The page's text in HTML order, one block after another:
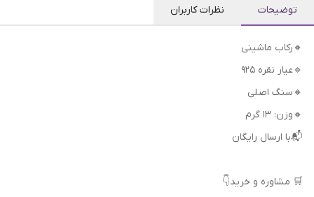
توضیحات نظرات کاربران
🔸رکاب ماشینی
🔹عیار نقره 925
🔸سنگ اصلی
🔸وزن: ۱۳ گرم
📬با ارسال رایگان
🛒 مشاوره و خرید👇